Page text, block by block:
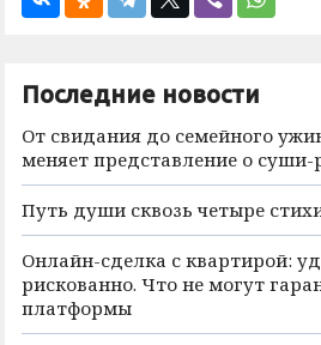
Последние новости
От свидания до семейного
меняет представление о суши-
Путь души сквозь четыре
Онлайн-сделка с квартирой:
рискованно. Что не могут
платформы